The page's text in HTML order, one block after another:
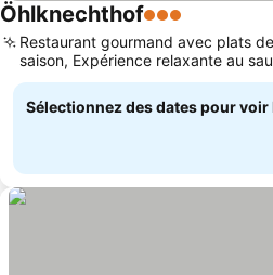
Öhlknechthof3 Étoiles
Restaurant gourmand avec plats de
saison, Expérience relaxante au
de la tour
Sélectionnez des dates pour